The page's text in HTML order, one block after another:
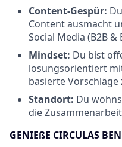
Content-Gespür:
Content ausmacht
Social Media (B2B &
Mindset: Du bist
lösungsorientiert
basierte Vorschläge
Standort: Du
die
GENIEßE CIRCULAS